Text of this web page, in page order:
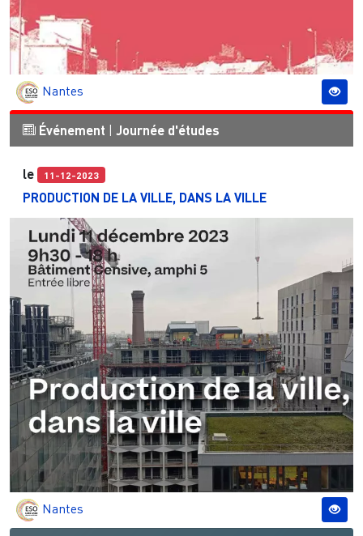
Nantes
Événement | Journée d'études
le 11-12-2023
PRODUCTION DE LA VILLE, DANS LA VILLE
Nantes